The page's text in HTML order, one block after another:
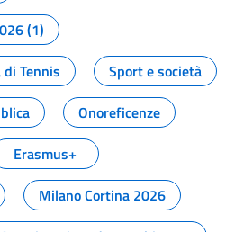
(1)
Tennis
Sport e società
Onoreficenze
Erasmus+
Milano Cortina 2026